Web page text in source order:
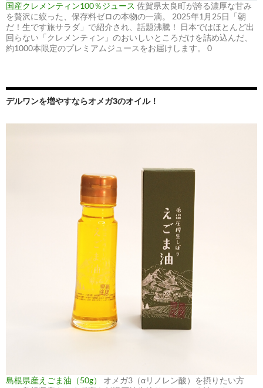
国産クレメンティン100％ジュース 佐賀県太良町が誇る濃厚な甘み
を贅沢に絞った、保存料ゼロの本物の一滴。 2025年1月25日「朝
だ！生です旅サラダ」で紹介され、話題沸騰！ 日本ではほとんど出
回らない「クレメンティン」のおいしいところだけを詰め込んだ、
約1000本限定のプレミアムジュースをお届けします。 0
デルワンを増やすならオメガ3のオイル！
島根県産えごま油（50g）
オメガ3（αリノレン酸）を摂りたい方